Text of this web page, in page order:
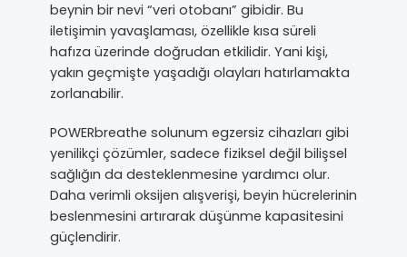
beynin bir nevi “veri otobanı” gibidir. Bu
iletişimin yavaşlaması, özellikle kısa süreli
hafıza üzerinde doğrudan etkilidir. Yani kişi,
yakın geçmişte yaşadığı olayları hatırlamakta
zorlanabilir.
POWERbreathe solunum egzersiz cihazları gibi
yenilikçi çözümler, sadece fiziksel değil bilişsel
sağlığın da desteklenmesine yardımcı olur.
Daha verimli oksijen alışverişi, beyin hücrelerinin
beslenmesini artırarak düşünme kapasitesini
güçlendirir.